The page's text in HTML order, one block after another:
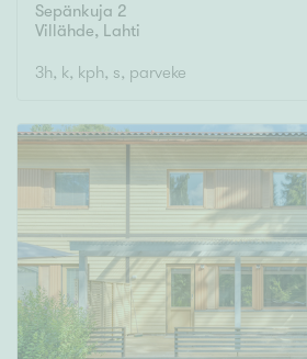
Sepänkuja 2
Villähde, Lahti
3h, k, kph, s, parveke